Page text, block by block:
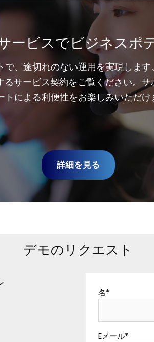
ービスでビジネスポ
、途切れのない運用を実現しま
サービス契約をご覧ください。
トによる利便性をお楽しみいただけ
詳細を見る
デモのリクエスト
名*
Eメール*